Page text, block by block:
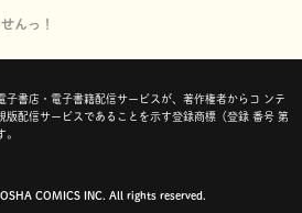
んっ！
子書店・電子書籍配信サービスが、著作権者からコ ンテ
版配信サービスであることを示す登録商標（登録 番号 第
。
COMICS INC. All rights reserved.